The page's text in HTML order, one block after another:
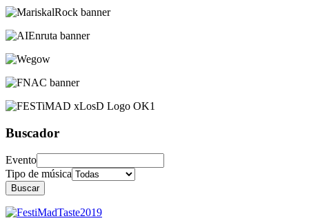
Buscador
Evento
Tipo de música
Buscar